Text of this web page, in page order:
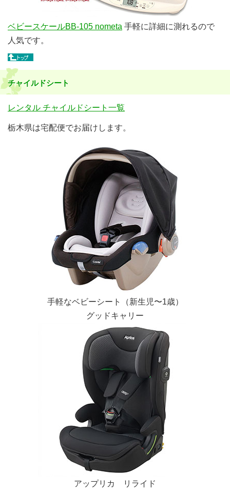
ベビースケールBB-105 nometa 手軽に詳細に測れるので
人気です。
チャイルドシート
レンタル チャイルドシート一覧
栃木県は宅配便でお届けします。
手軽なベビーシート（新生児〜1歳）
グッドキャリー
アップリカ リライド